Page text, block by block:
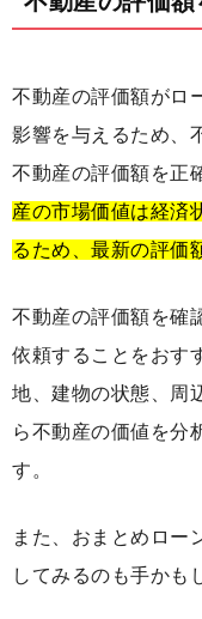
不動産の評価額がロ
影響を与えるため、
不動産の評価額を正
産の市場価値は経済
るため、最新の評価
不動産の評価額を確
依頼することをおす
地、建物の状態、周
ら不動産の価値を分
す。
また、おまとめロー
してみるのも手かも